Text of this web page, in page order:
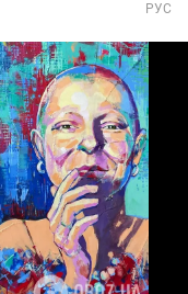
РУС